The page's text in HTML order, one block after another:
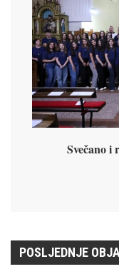
Svečano i
POSLJEDNJE